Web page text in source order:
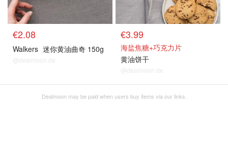
€2.08
Walkers 迷你黄油曲奇 150g
@dealmoon.de
€3.99
海盐焦糖+巧克力片
黄油饼干
@dealmoon.de
Dealmoon may be paid when users buy items via our links.